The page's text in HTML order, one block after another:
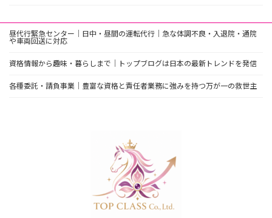
昼代行緊急センター｜日中・昼間の運転代行｜急な体調不良・入退院・通院
や車両回送に対応
資格情報から趣味・暮らしまで｜トップブログは日本の最新トレンドを発信
各種委託・請負事業｜豊富な資格と責任者業務に強みを持つ万が一の救世主